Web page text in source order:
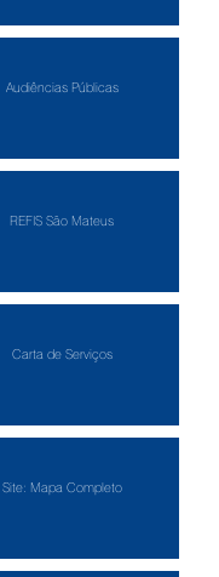
Audiências Públicas
REFIS São Mateus
Carta de Serviços
Site: Mapa Completo